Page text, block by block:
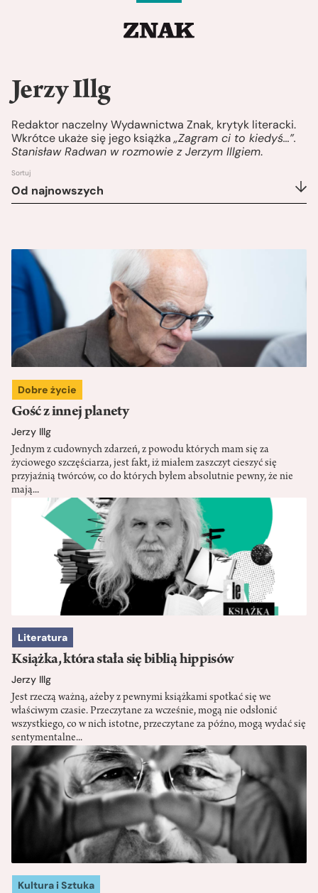
Jerzy Illg
Redaktor naczelny Wydawnictwa Znak, krytyk literacki.
Wkrótce ukaże się jego książka„Zagram ci to kiedyś…”.
Stanisław Radwan w rozmowie z Jerzym Illgiem.
Sortuj
Od najnowszych
Dobre życie
Gość z innej planety
Jerzy Illg
Jednym z cudownych zdarzeń, z powodu których mam się za
życiowego szczęściarza, jest fakt, iż miałem zaszczyt cieszyć się
przyjaźnią twórców, co do których byłem absolutnie pewny, że nie
mają...
Literatura
Książka, która stała się biblią hippisów
Jerzy Illg
Jest rzeczą ważną, ażeby z pewnymi książkami spotkać się we
właściwym czasie. Przeczytane za wcześnie, mogą nie odsłonić
wszystkiego, co w nich istotne, przeczytane za późno, mogą wydać się
sentymentalne...
Kultura i Sztuka